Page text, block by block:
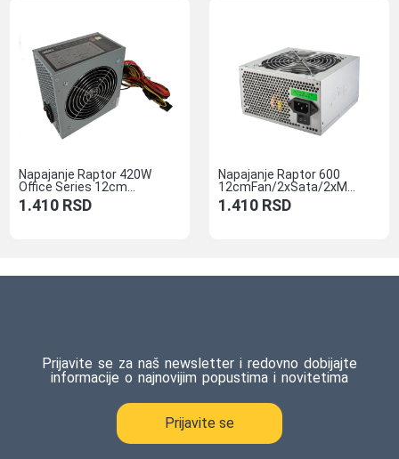
Napajanje Raptor 420W
Office Series 12cm...
1.410 RSD
Napajanje Raptor 600
12cmFan/2xSata/2xM...
1.410 RSD
Prijavite se za naš newsletter i redovno dobijajte
informacije o najnovijim popustima i novitetima
Prijavite se